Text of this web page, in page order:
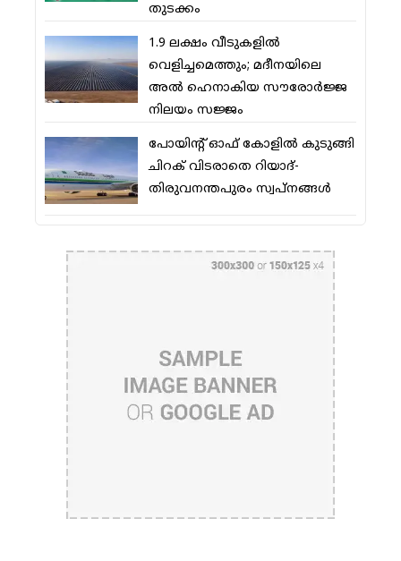
തുടക്കം
1.9 ലക്ഷം വീടുകളില്‍
വെളിച്ചമെത്തും; മദീനയിലെ
അല്‍ ഹെനാകിയ സൗരോര്‍ജ്ജ
നിലയം സജ്ജം
പോയിന്റ് ഓഫ് കോളില്‍ കുടുങ്ങി
ചിറക് വിടരാതെ റിയാദ്-
തിരുവനന്തപുരം സ്വപ്നങ്ങള്‍